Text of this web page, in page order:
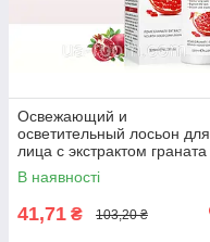
Освежающий и
осветительный лосьон для
лица с экстрактом граната
Sadoer, 120 мл.
В наявності
41,71 ₴ 103,20 ₴